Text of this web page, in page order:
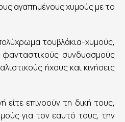
αγαπημένους χυμούς με το
τουβλάκια-χυμούς,
συνδυασμούς
ήχους και κινήσεις
είτε επινοούν τη δική τους,
για τον εαυτό τους, την